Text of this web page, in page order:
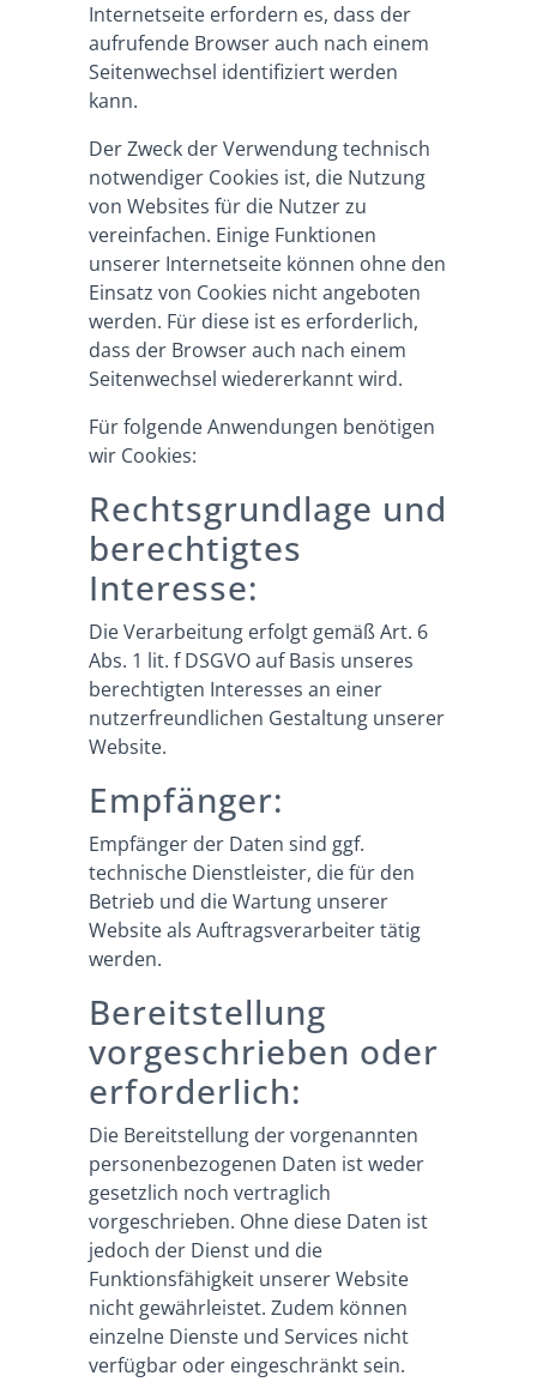
Internetseite erfordern es, dass der
aufrufende Browser auch nach einem
Seitenwechsel identifiziert werden
kann.
Der Zweck der Verwendung technisch
notwendiger Cookies ist, die Nutzung
von Websites für die Nutzer zu
vereinfachen. Einige Funktionen
unserer Internetseite können ohne den
Einsatz von Cookies nicht angeboten
werden. Für diese ist es erforderlich,
dass der Browser auch nach einem
Seitenwechsel wiedererkannt wird.
Für folgende Anwendungen benötigen
wir Cookies:
Rechtsgrundlage und
berechtigtes
Interesse:
Die Verarbeitung erfolgt gemäß Art. 6
Abs. 1 lit. f DSGVO auf Basis unseres
berechtigten Interesses an einer
nutzerfreundlichen Gestaltung unserer
Website.
Empfänger:
Empfänger der Daten sind ggf.
technische Dienstleister, die für den
Betrieb und die Wartung unserer
Website als Auftragsverarbeiter tätig
werden.
Bereitstellung
vorgeschrieben oder
erforderlich:
Die Bereitstellung der vorgenannten
personenbezogenen Daten ist weder
gesetzlich noch vertraglich
vorgeschrieben. Ohne diese Daten ist
jedoch der Dienst und die
Funktionsfähigkeit unserer Website
nicht gewährleistet. Zudem können
einzelne Dienste und Services nicht
verfügbar oder eingeschränkt sein.